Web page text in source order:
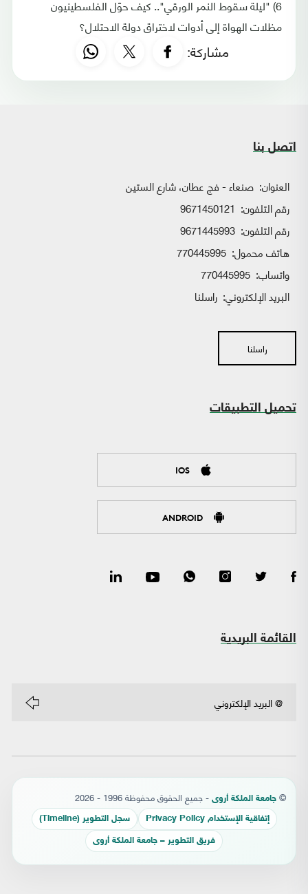
6) "ليلة سقوط النمر الورقي".. كيف حوّل الفلسطينيون
مظلات الهواة إلى أدوات لاختراق دولة الاحتلال؟
مشاركة:
اتصل بنا
العنوان: صنعاء - فج عطان، شارع الستين
رقم التلفون: 9671450121
رقم التلفون: 9671445993
هاتف محمول: 770445995
واتساب:
البريد الإلكتروني: راسلنا
راسلنا
تحميل التطبيقات
IOS
ANDROID
القائمة البريدية
© جامعة الملكة أروى - جميع الحقوق محفوظة 1996 - 2026
إتفاقية الإستخدام Privacy Policy سجل التطوير (Timeline)
فريق التطوير – جامعة الملكة أروى